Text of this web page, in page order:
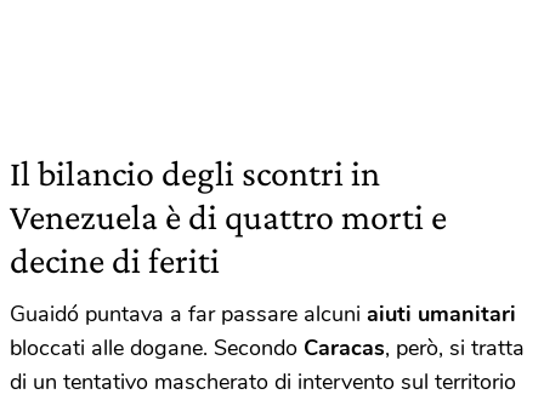
Il bilancio degli scontri in
Venezuela è di quattro morti e
decine di feriti
Guaidó puntava a far passare alcuni aiuti umanitari
bloccati alle dogane. Secondo Caracas, però, si tratta
di un tentativo mascherato di intervento sul territorio